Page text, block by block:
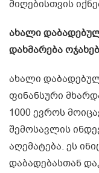
მიღებისთვის
ახალი
დახმარება
ახალი
ფინანსური
1000 ევროს
შემოსავლის
აღემატება. ეს
დაბადებასთან